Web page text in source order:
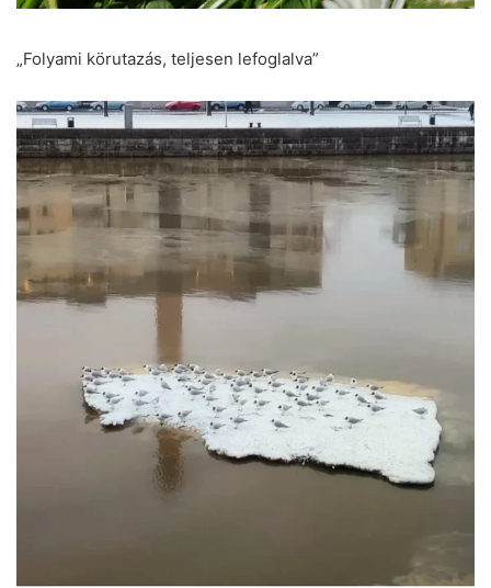
„Folyami körutazás, teljesen lefoglalva”